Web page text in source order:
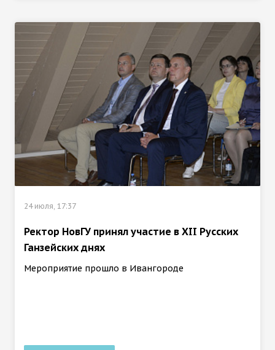
24 июля, 17:37
Ректор НовГУ принял участие в ХII Русских
Ганзейских днях
Мероприятие прошло в Ивангороде